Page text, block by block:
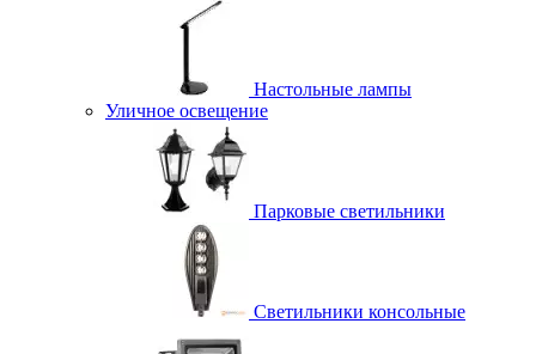
Настольные лампы
Уличное освещение
Парковые светильники
Светильники консольные